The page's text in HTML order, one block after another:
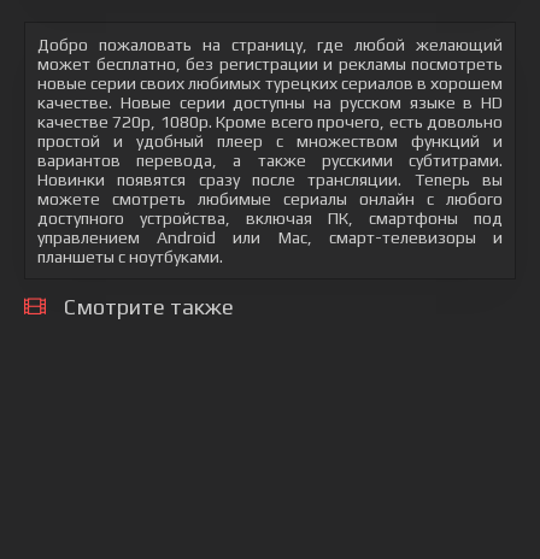
Добро пожаловать на страницу, где любой желающий
может бесплатно, без регистрации и рекламы посмотреть
новые серии своих любимых турецких сериалов в хорошем
качестве. Новые серии доступны на русском языке в HD
качестве 720p, 1080p. Кроме всего прочего, есть довольно
простой и удобный плеер с множеством функций и
вариантов перевода, а также русскими субтитрами.
Новинки появятся сразу после трансляции. Теперь вы
можете смотреть любимые сериалы онлайн с любого
доступного устройства, включая ПК, смартфоны под
управлением Android или Mac, смарт-телевизоры и
планшеты с ноутбуками.
Смотрите также